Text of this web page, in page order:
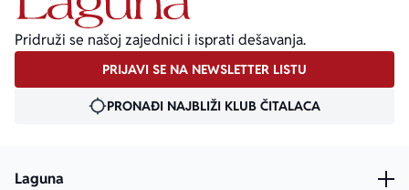
Pridruži se našoj zajednici i isprati dešavanja.
PRIJAVI SE NA NEWSLETTER LISTU
PRONAĐI NAJBLIŽI KLUB ČITALACA
Laguna